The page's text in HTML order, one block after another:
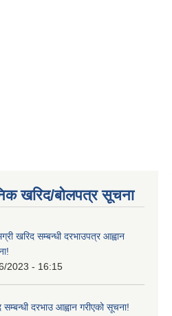
खरिद/बोलपत्र सूचना
खरिद सम्बन्धी दरभाउपत्र आह्वान
2023 - 16:15
दरभाउ आह्वान गरीएको सूचना!